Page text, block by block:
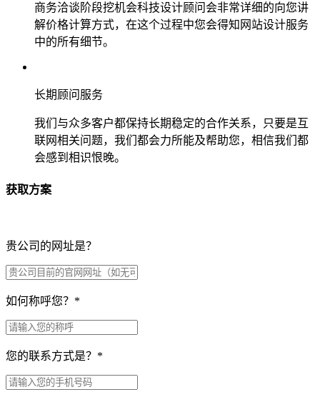
商务洽谈阶段挖机会科技设计顾问会非常详细的向您讲
解价格计算方式，在这个过程中您会得知网站设计服务
中的所有细节。
长期顾问服务
我们与众多客户都保持长期稳定的合作关系，只要是互
联网相关问题，我们都会力所能及帮助您，相信我们都
会感到相识恨晚。
获取方案
贵公司的网址是？
如何称呼您？ *
您的联系方式是？ *